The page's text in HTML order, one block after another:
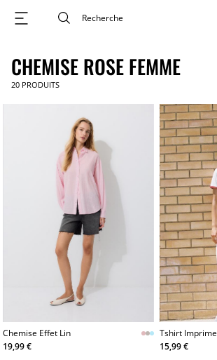
CHEMISE ROSE FEMME
20 PRODUITS
Chemise Effet Lin
19,99 €
Tshirt Imprime
15,99 €